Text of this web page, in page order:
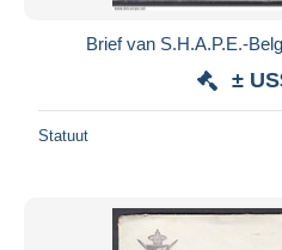
Brief van S.H.A.P.E.-
±
Statuut